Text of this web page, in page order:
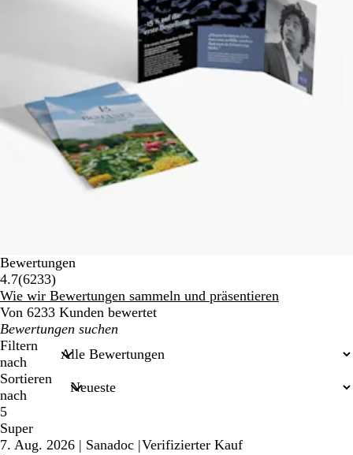
Bewertungen
4.7(62336233
Bewertungen
)
Wie wir Bewertungen sammeln und präsentieren
Von 6233 Kunden bewertet
Meine
Sucheingaben
Filtern
nach
Sortieren
nach
5
Super
7. Aug. 2026 | Sanadoc |Verifizierter Kauf